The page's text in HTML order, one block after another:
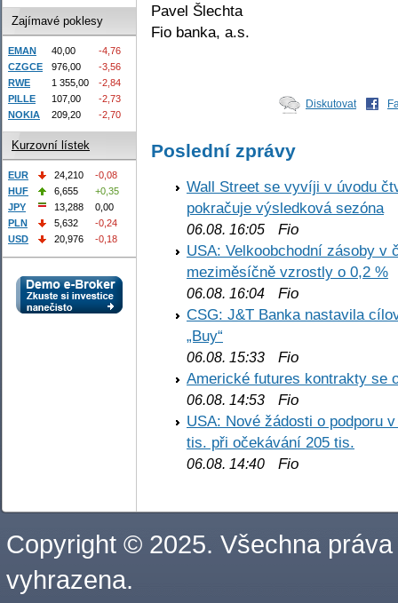
Pavel Šlechta
Fio banka, a.s.
Diskutovat
Poslední zprávy
Wall Street se vyvíji v úvodu
pokračuje výsledková sezóna
06.08. 16:05 Fio
USA: Velkoobchodní zásoby v
meziměsíčně vzrostly o 0,2 %
06.08. 16:04 Fio
CSG: J&T Banka nastavila
„Buy“
06.08. 15:33 Fio
Americké futures kontrakty se
06.08. 14:53 Fio
USA: Nové žádosti o podporu
tis. při očekávání 205 tis.
06.08. 14:40 Fio
Zajímavé poklesy
EMAN 40,00
-4,76
CZGCE
976,00
-3,56
RWE
1 355,00
-2,84
PILLE
107,00
-2,73
NOKIA
209,20 -2,70
Kurzovní lístek
EUR 24,210
-0,08
HUF
6,655
+0,35
JPY
13,288
0,00
PLN
5,632
-0,24
USD
20,976 -0,18
Copyright © 2025. Všechna práva
vyhrazena.